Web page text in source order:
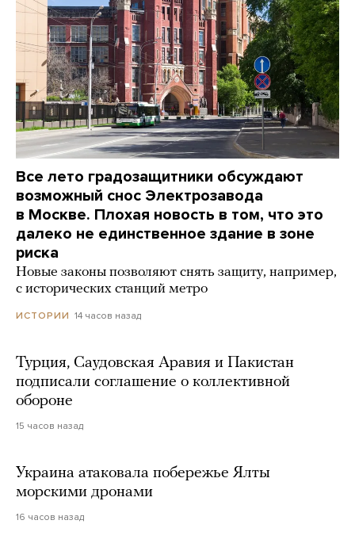
Все лето градозащитники обсуждают
возможный снос Электрозавода
в Москве. Плохая новость в том, что это
далеко не единственное здание в зоне
риска
Новые законы позволяют снять защиту, например,
с исторических станций метро
ИСТОРИИ 14 часов назад
Турция, Саудовская Аравия и Пакистан
подписали соглашение о коллективной
обороне
15 часов назад
Украина атаковала побережье Ялты
морскими дронами
16 часов назад